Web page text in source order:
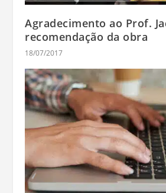
Agradecimento ao Prof.
recomendação da obra
18/07/2017